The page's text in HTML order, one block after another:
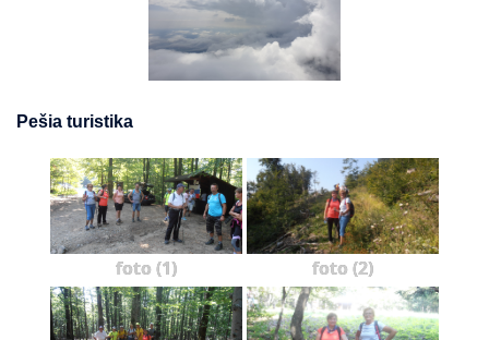
Pešia turistika
foto (1) foto (2)